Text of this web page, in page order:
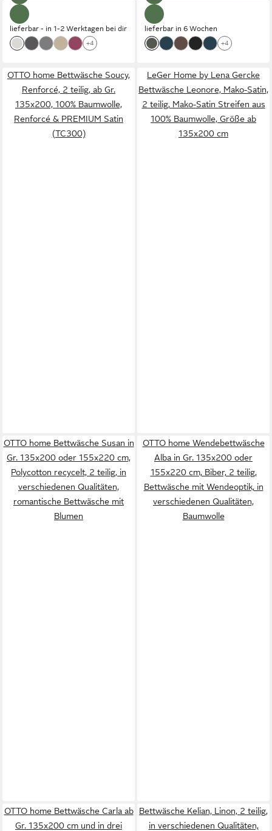
lieferbar - in 1-2 Werktagen bei dir
+4
lieferbar in 6 Wochen
+4
OTTO home Bettwäsche Soucy,
Renforcé, 2 teilig, ab Gr.
135x200, 100% Baumwolle,
Renforcé & PREMIUM Satin
(TC300)
LeGer Home by Lena Gercke
Bettwäsche Leonore, Mako-Satin,
2 teilig, Mako-Satin Streifen aus
100% Baumwolle, Größe ab
135x200 cm
OTTO home Bettwäsche Susan in
Gr. 135x200 oder 155x220 cm,
Polycotton recycelt, 2 teilig, in
verschiedenen Qualitäten,
romantische Bettwäsche mit
Blumen
OTTO home Wendebettwäsche
Alba in Gr. 135x200 oder
155x220 cm, Biber, 2 teilig,
Bettwäsche mit Wendeoptik, in
verschiedenen Qualitäten,
Baumwolle
OTTO home Bettwäsche Carla ab
Gr. 135x200 cm und in drei
Bettwäsche Kelian, Linon, 2 teilig,
in verschiedenen Qualitäten,